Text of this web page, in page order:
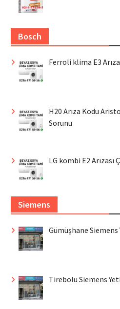
Bosch
Ferroli klima E3
H20 Arıza Kodu
Sorunu
LG kombi E2 Arızası
Siemens
Gümüşhane
Tirebolu Siemens